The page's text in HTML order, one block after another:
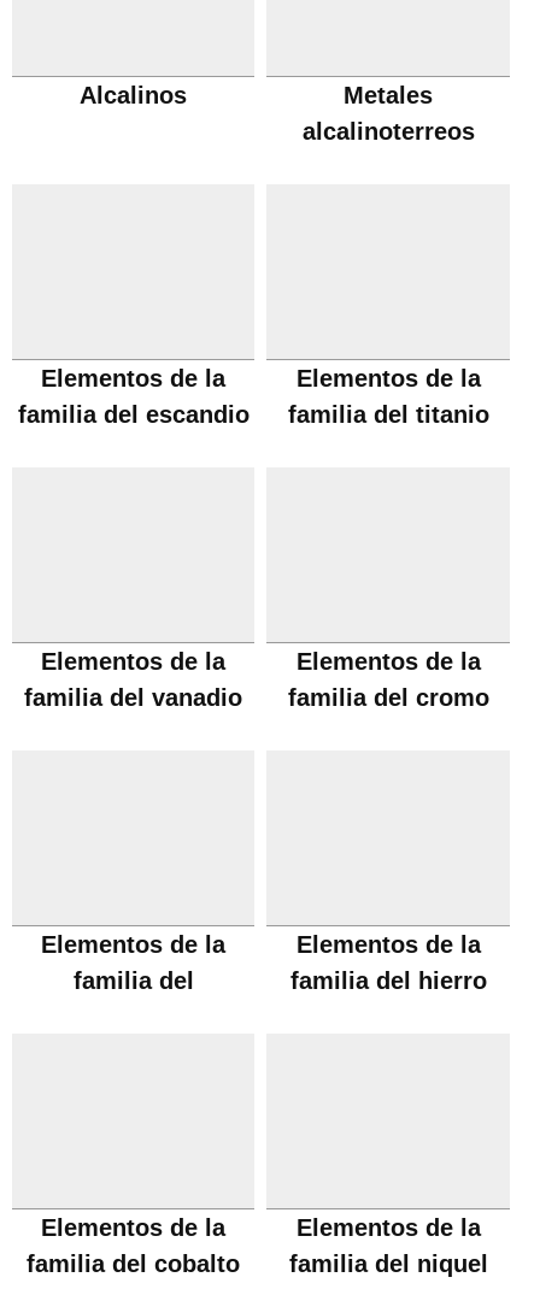
Alcalinos
Metales
alcalinoterreos
Elementos de la
familia del escandio
Elementos de la
familia del titanio
Elementos de la
familia del vanadio
Elementos de la
familia del cromo
Elementos de la
familia del
Elementos de la
familia del hierro
Elementos de la
familia del cobalto
Elementos de la
familia del niquel